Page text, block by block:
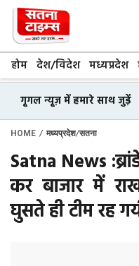
Skip
content
होम देश/विदेश मध्यप्रदेश
गूगल न्यूज़ में हमारे साथ जुड़ें
HOME / मध्यप्रदेश/सतना
Satna News
कर बाजार में
घुसते ही टीम रह